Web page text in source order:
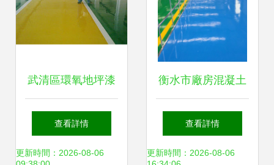
武清區環氧地坪漆
涂裝施工 專業地坪
公司的品質保障
查看詳情
更新時間：2026-08-06
衡水市廠房混凝土
地面無縫化施工與
涂裝工程關鍵技術
查看詳情
更新時間：2026-08-06